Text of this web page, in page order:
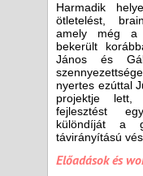
Harmadik
ötletelést,
amely még a
bekerült
János és
nyertes ezúttal
projektje lett,
fejlesztést
különdíját a
távirányítású
Előadások és